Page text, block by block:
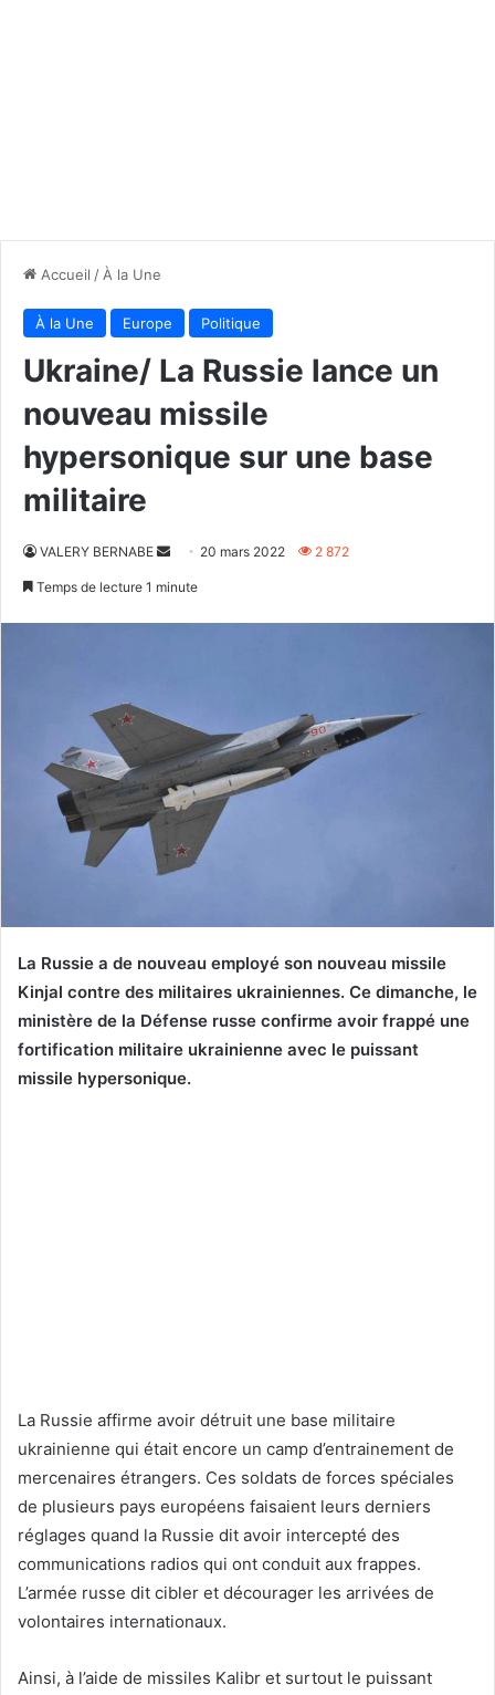
Accueil / À la Une
À la Une Europe Politique
Ukraine/ La Russie lance un
nouveau missile
hypersonique sur une base
militaire
VALERY BERNABE
Envoyer20 mars 2022 2 872
Temps de lecture 1 minute
La Russie a de nouveau employé son nouveau missile
Kinjal contre des militaires ukrainiennes. Ce dimanche, le
ministère de la Défense russe confirme avoir frappé une
fortification militaire ukrainienne avec le puissant
missile hypersonique.
La Russie affirme avoir détruit une base militaire
ukrainienne qui était encore un camp d’entrainement de
mercenaires étrangers. Ces soldats de forces spéciales
de plusieurs pays européens faisaient leurs derniers
réglages quand la Russie dit avoir intercepté des
communications radios qui ont conduit aux frappes.
L’armée russe dit cibler et décourager les arrivées de
volontaires internationaux.
Ainsi, à l’aide de missiles Kalibr et surtout le puissant